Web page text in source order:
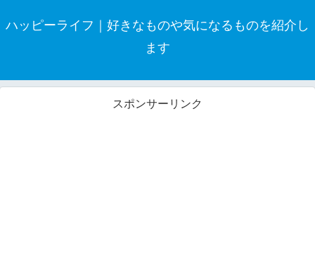
ハッピーライフ｜好きなものや気になるものを紹介し
ます
スポンサーリンク